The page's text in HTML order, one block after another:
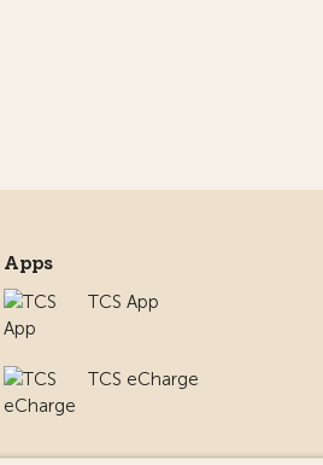
Apps
TCS App
TCS eCharge